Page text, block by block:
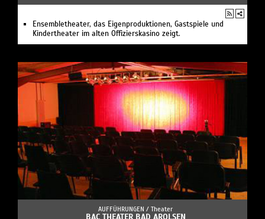
Ensembletheater, das Eigenproduktionen, Gastspiele und
Kindertheater im alten Offizierskasino zeigt.
AUFFÜHRUNGEN / Theater